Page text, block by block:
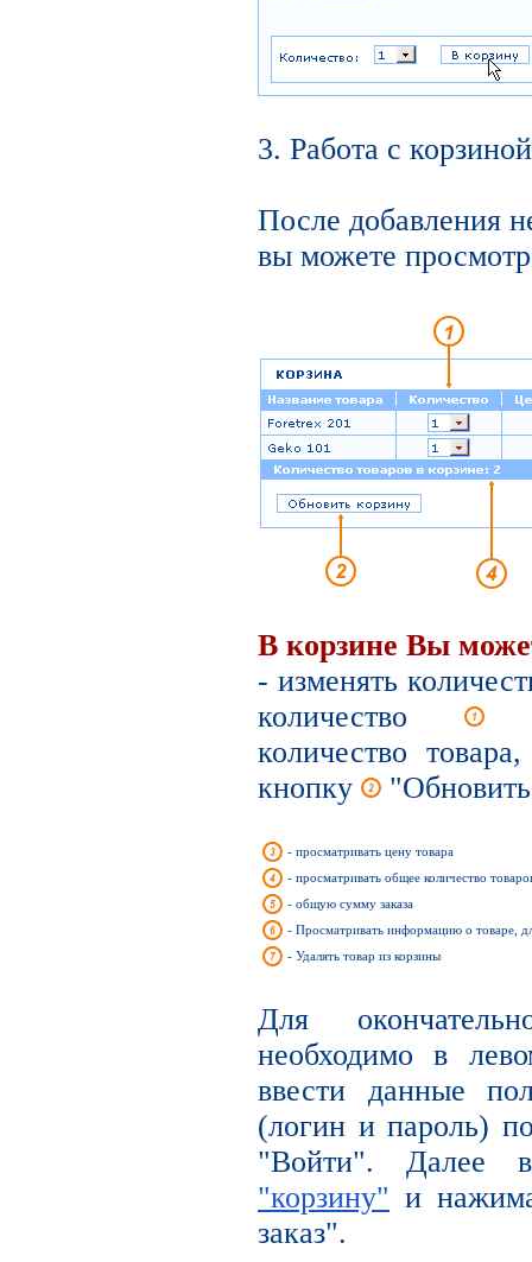
3. Работа с корзиной
После добавления
вы можете
В корзине Вы
- изменять
количество
количество
кнопку
- просматривать цену товара
- просматривать общее количество
- общую сумму заказа
- Просматривать информацию о товаре,
- Удалять товар из корзины
Для
необходимо в
ввести данные
(логин и пароль)
"Войти". Далее
"корзину" и
заказ".